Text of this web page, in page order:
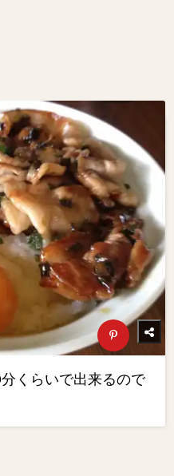
くらいで出来るので